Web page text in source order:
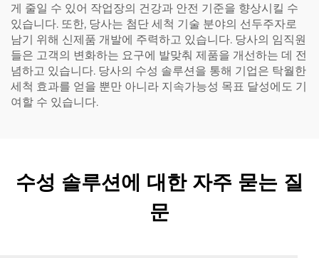
게 줄일 수 있어 작업장의 건강과 안전 기준을 향상시킬 수
있습니다. 또한, 당사는 첨단 세척 기술 분야의 선두주자로
남기 위해 신제품 개발에 주력하고 있습니다. 당사의 임직원
들은 고객의 변화하는 요구에 발맞춰 제품을 개선하는 데 전
념하고 있습니다. 당사의 수성 솔루션을 통해 기업은 탁월한
세척 효과를 얻을 뿐만 아니라 지속가능성 목표 달성에도 기
여할 수 있습니다.
수성 솔루션에 대한 자주 묻는 질
문